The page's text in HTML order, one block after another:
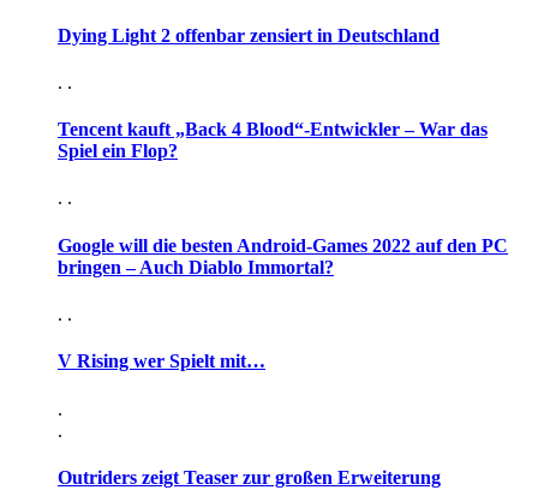
Dying Light 2 offenbar zensiert in Deutschland
. .
Tencent kauft „Back 4 Blood“-Entwickler – War das
Spiel ein Flop?
. .
Google will die besten Android-Games 2022 auf den PC
bringen – Auch Diablo Immortal?
. .
V Rising wer Spielt mit…
.
.
Outriders zeigt Teaser zur großen Erweiterung